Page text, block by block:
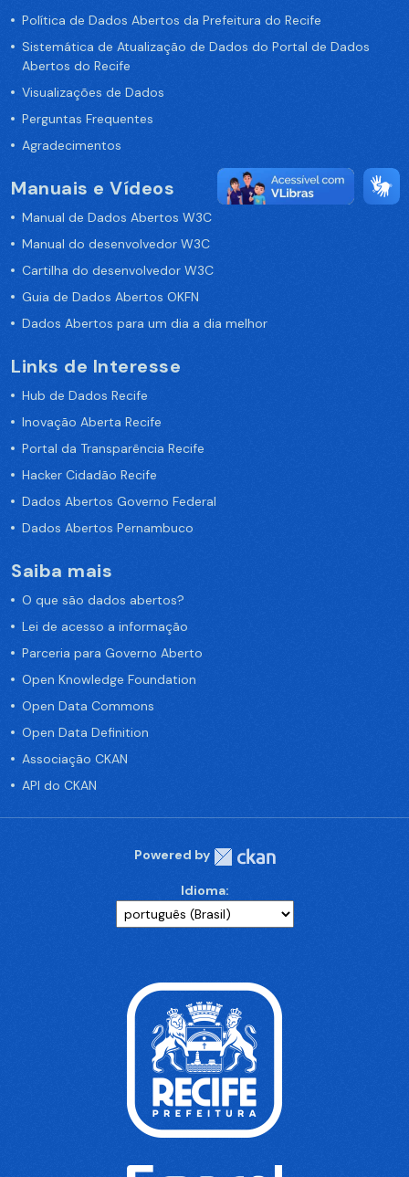
Política de Dados Abertos da Prefeitura do Recife
Sistemática de Atualização de Dados do Portal de Dados
Abertos do Recife
Visualizações de Dados
Perguntas Frequentes
Agradecimentos
Manuais e Vídeos
Manual de Dados Abertos W3C
Manual do desenvolvedor W3C
Cartilha do desenvolvedor W3C
Guia de Dados Abertos OKFN
Dados Abertos para um dia a dia melhor
Links de Interesse
Hub de Dados Recife
Inovação Aberta Recife
Portal da Transparência Recife
Hacker Cidadão Recife
Dados Abertos Governo Federal
Dados Abertos Pernambuco
Saiba mais
O que são dados abertos?
Lei de acesso a informação
Parceria para Governo Aberto
Open Knowledge Foundation
Open Data Commons
Open Data Definition
Associação CKAN
API do CKAN
Powered by
Idioma